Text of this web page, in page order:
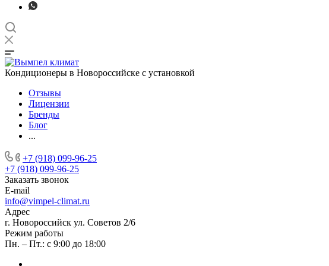
Кондиционеры в Новороссийске с установкой
Отзывы
Лицензии
Бренды
Блог
...
+7 (918) 099-96-25
+7 (918) 099-96-25
Заказать звонок
E-mail
info@vimpel-climat.ru
Адрес
г. Новороссийск ул. Советов 2/6
Режим работы
Пн. – Пт.: с 9:00 до 18:00